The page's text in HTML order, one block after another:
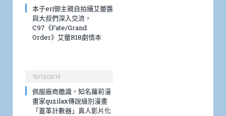
本子er|御主親自拍攝艾蕾醬
與大叔們深入交流，
C97《Fate/Grand
Order》艾蕾R18劇情本
10/12/2019
佩服廠商膽識，知名蘿莉漫
畫家quzilax傳說級別漫畫
「蓋革計數器」真人影片化